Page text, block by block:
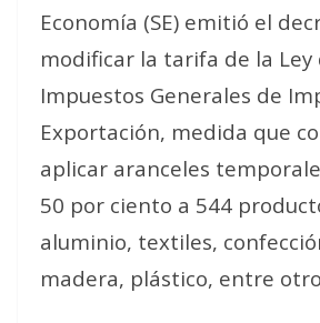
Economía (SE) emitió el
modificar la tarifa de la Ley
Impuestos Generales de
Exportación, medida que
aplicar aranceles
50 por ciento a 544
aluminio, textiles,
madera, plástico, entre